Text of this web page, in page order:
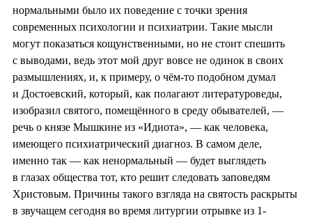
нормальными было их поведение с точки зрения
современных психологии и психиатрии. Такие мысли
могут показаться кощунственными, но не стоит спешить
с выводами, ведь этот мой друг вовсе не одинок в своих
размышлениях, и, к примеру, о чём-то подобном думал
и Достоевский, который, как полагают литературоведы,
изобразил святого, помещённого в среду обывателей, —
речь о князе Мышкине из «Идиота», — как человека,
имеющего психиатрический диагноз. В самом деле,
именно так — как ненормальный — будет выглядеть
в глазах общества тот, кто решит следовать заповедям
Христовым. Причины такого взгляда на святость раскрыты
в звучащем сегодня во время литургии отрывке из 1-